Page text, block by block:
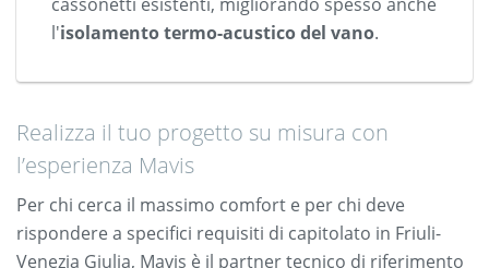
l'isolamento termo-acustico del vano.
Realizza il tuo progetto su misura con
l’esperienza Mavis
Per chi cerca il massimo comfort e per chi deve
rispondere a specifici requisiti di capitolato in Friuli-
Venezia Giulia, Mavis è il partner tecnico di riferimento